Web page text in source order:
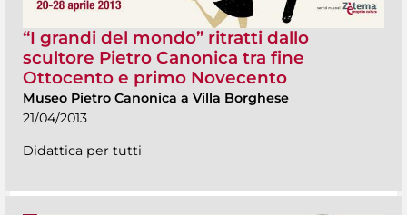
“I grandi del mondo” ritratti dallo
scultore Pietro Canonica tra fine
Ottocento e primo Novecento
Museo Pietro Canonica a Villa Borghese
21/04/2013
Didattica per tutti